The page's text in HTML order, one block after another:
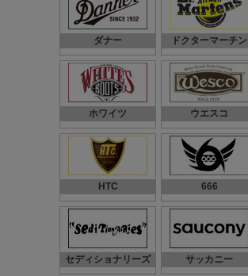
ダナー ドクターマーチン
ホワイツ ウエスコ
HTC 666
セディショナリーズ サッカニー